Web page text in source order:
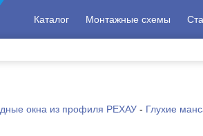
Каталог Монтажные схемы
окна из профиля РЕХАУ - Глухие